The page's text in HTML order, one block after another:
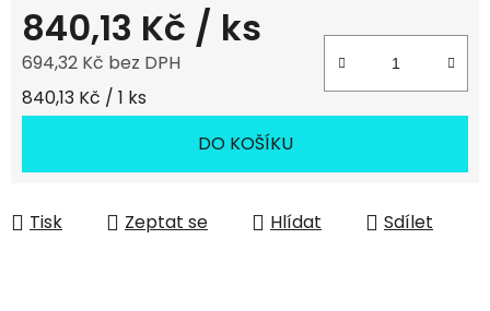
840,13 Kč / ks
694,32 Kč bez DPH
Měrná cena:
840,13 Kč / 1 ks
DO KOŠÍKU
Tisk Zeptat se Hlídat Sdílet